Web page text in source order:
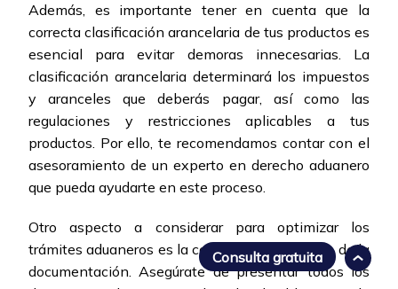
Además, es importante tener en cuenta que la
correcta clasificación arancelaria de tus productos es
esencial para evitar demoras innecesarias. La
clasificación arancelaria determinará los impuestos
y aranceles que deberás pagar, así como las
regulaciones y restricciones aplicables a tus
productos. Por ello, te recomendamos contar con el
asesoramiento de un experto en derecho aduanero
que pueda ayudarte en este proceso.
Otro aspecto a considerar para optimizar los
trámites aduaneros es la correcta presentación de la
documentación. Asegúrate de presentar todos los
Consulta gratuita